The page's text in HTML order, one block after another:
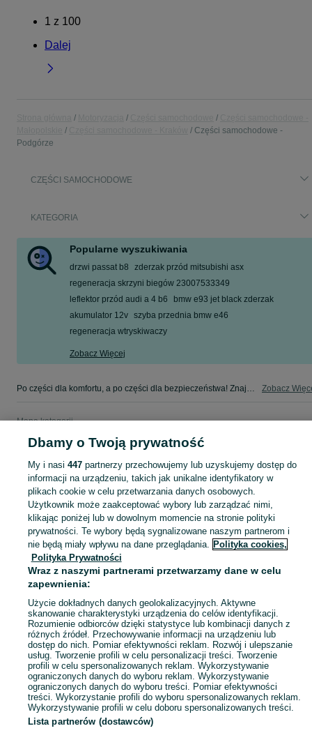
1 z 100
Dalej
Części samochodowe -
Podgórze
CZĘŚCI SAMOCHODOWE
KATEGORIA
Popularne wyszukiwania
drzwi passat b8
zderzak przód mitsubishi asx
regeneracja skrzyni biegów 23007533349
leflektor przód audi a 4 b6
bmw e93 jet black zderzak
akumulator 12v szyba przednia bmw e46
regeneracja wtryskiwaczy
Zobacz Więcej
Po części dla komfortu, a po części dla bezpieczeństwa! Znajdź coś dla swojego auta w kategorii Części samochodowe na OLX - Kraków i okolice! Zobacz
Mapa kategorii
Mapa miejscowości
Popularne wyszukiwania
Dbamy o Twoją prywatność
My i nasi 447partnerzy przechowujemy lub uzyskujemy dostęp do
informacji na urządzeniu, takich jak unikalne identyfikatory w
plikach cookie w celu przetwarzania danych osobowych.
Użytkownik może zaakceptować wybory lub zarządzać nimi,
klikając poniżej lub w dowolnym momencie na stronie polityki
prywatności. Te wybory będą sygnalizowane naszym partnerom i
nie będą miały wpływu na dane przeglądania. Polityka cookies,
Polityka Prywatności
Wraz z naszymi partnerami przetwarzamy dane w celu
zapewnienia:
Użycie dokładnych danych geolokalizacyjnych. Aktywne
skanowanie charakterystyki urządzenia do celów identyfikacji.
Rozumienie odbiorców dzięki statystyce lub kombinacji danych z
różnych źródeł. Przechowywanie informacji na urządzeniu lub
dostęp do nich. Pomiar efektywności reklam. Rozwój i ulepszanie
usług. Tworzenie profili w celu personalizacji treści. Tworzenie
profili w celu spersonalizowanych reklam. Wykorzystywanie
ograniczonych danych do wyboru reklam. Wykorzystywanie
ograniczonych danych do wyboru treści. Pomiar efektywności
treści. Wykorzystanie profili do wyboru spersonalizowanych reklam.
Wykorzystywanie profili w celu doboru spersonalizowanych treści.
Lista partnerów (dostawców)